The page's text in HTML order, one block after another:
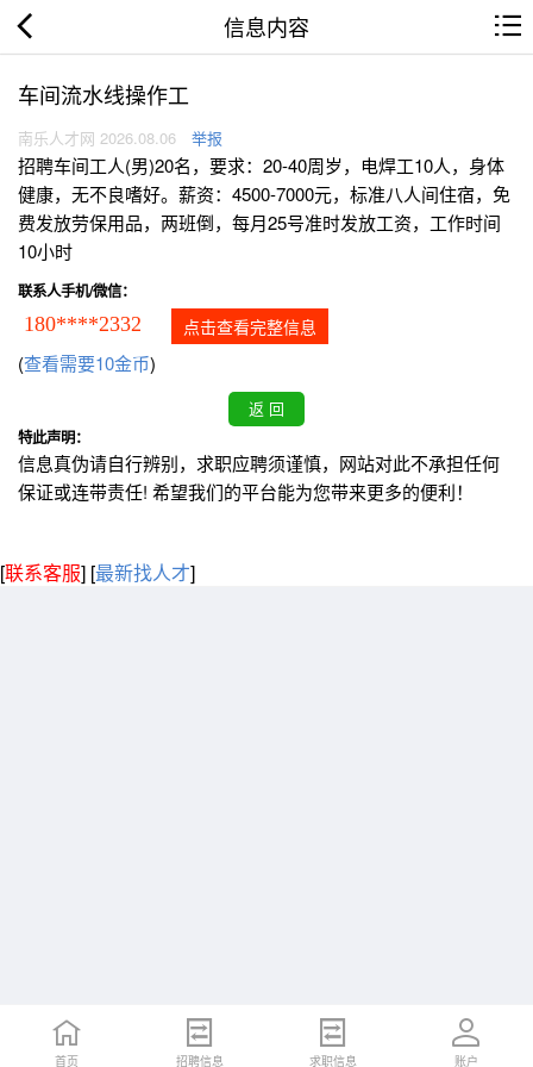
信息内容
车间流水线操作工
南乐人才网 2026.08.06 举报
招聘车间工人(男)20名，要求：20-40周岁，电焊工10人，身体
健康，无不良嗜好。薪资：4500-7000元，标准八人间住宿，免
费发放劳保用品，两班倒，每月25号准时发放工资，工作时间
10小时
联系人手机/微信：
180****2332 点击查看完整信息
(查看需要10金币)
特此声明：
信息真伪请自行辨别，求职应聘须谨慎，网站对此不承担任何
保证或连带责任! 希望我们的平台能为您带来更多的便利！
[联系客服] [最新找人才]
首页 招聘信息 求职信息 账户